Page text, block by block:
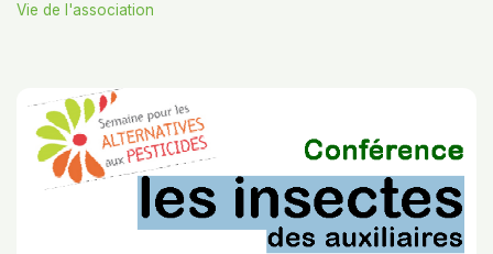
Vie de l'association